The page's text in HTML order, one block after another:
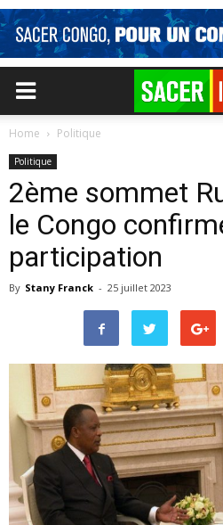
Home Politique
Politique
2ème sommet
le Congo
participation
By Stany Franck - 25 juillet 2023